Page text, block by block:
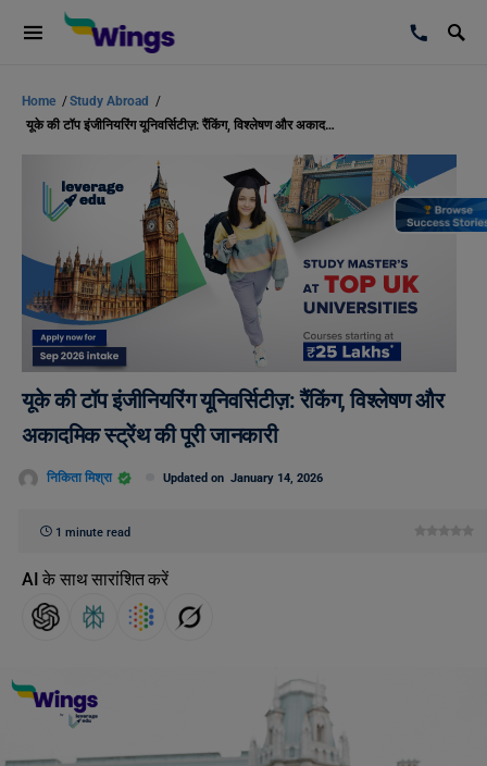
Home /Study Abroad /
यूके की टॉप इंजीनियरिंग यूनिवर्सिटीज़: रैंकिंग, विश्लेषण और अकादमिक स्ट्रेंथ की पूरी जानकारी
यूके की टॉप इंजीनियरिंग यूनिवर्सिटीज़: रैंकिंग, विश्लेषण और
अकादमिक स्ट्रेंथ की पूरी जानकारी
निकिता मिश्रा Updated on January 14, 2026
1 minute read
AI के साथ सारांशित करें